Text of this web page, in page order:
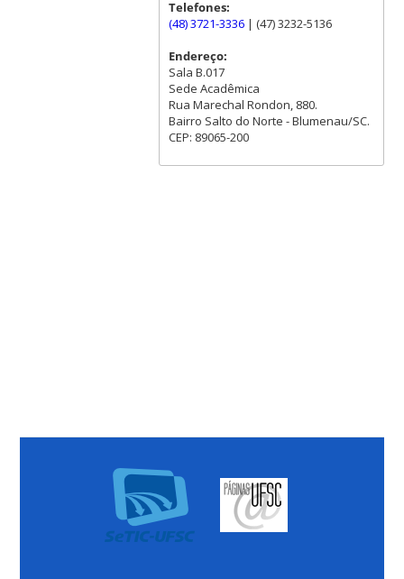
Telefones:
(48) 3721-3336| (47) 3232-5136
Endereço:
Sala B.017
Sede Acadêmica
Rua Marechal Rondon, 880.
Bairro Salto do Norte - Blumenau/SC.
CEP: 89065-200